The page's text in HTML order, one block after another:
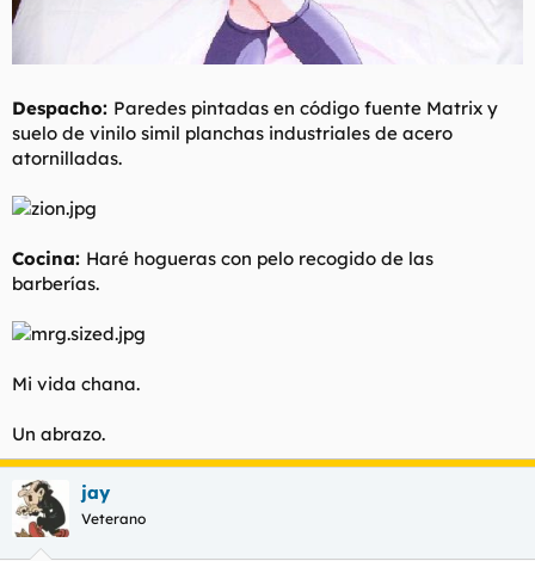
Despacho: Paredes pintadas en código fuente Matrix y
suelo de vinilo simil planchas industriales de acero
atornilladas.
Cocina: Haré hogueras con pelo recogido de las
barberías.
Mi vida chana.
Un abrazo.
jay
Veterano